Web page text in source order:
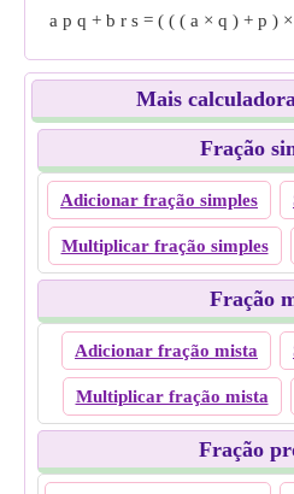
a p q + b r s = ( ( ( a × q ) + p ) ×
Mais
Fração
Adicionar fração simples
Multiplicar fração simples
Fração
Adicionar fração mista
Multiplicar fração mista
Fração